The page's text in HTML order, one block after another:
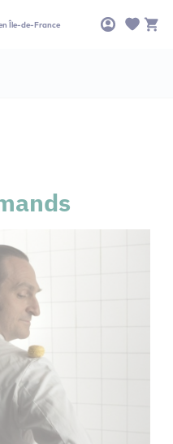
Île-de-France